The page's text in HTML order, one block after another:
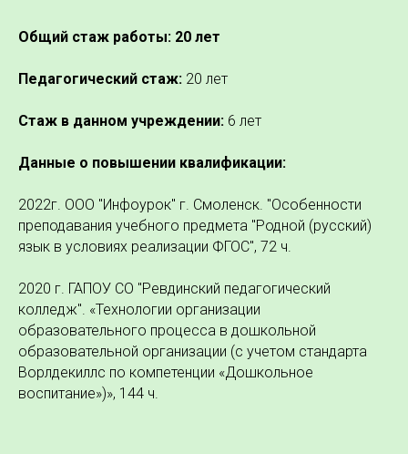
Общий стаж работы: 20 лет
Педагогический стаж: 20 лет
Стаж в данном учреждении: 6 лет
Данные о повышении квалификации:
2022г. ООО "Инфоурок" г. Смоленск. "Особенности
преподавания учебного предмета "Родной (русский)
язык в условиях реализации ФГОС", 72 ч.
2020 г. ГАПОУ СО "Ревдинский педагогический
колледж". «Технологии организации
образовательного процесса в дошкольной
образовательной организации (с учетом стандарта
Ворлдекиллс по компетенции «Дошкольное
воспитание»)», 144 ч.